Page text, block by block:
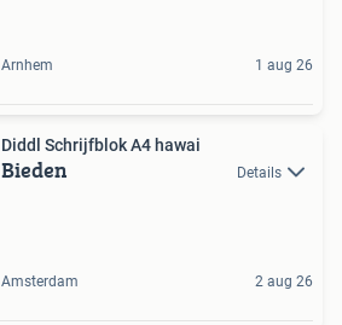
Arnhem 1 aug 26
Diddl Schrijfblok A4 hawai
Bieden Details
Amsterdam 2 aug 26